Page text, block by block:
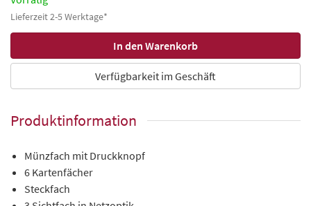
Lieferzeit 2-5 Werktage*
Verfügbarkeit im Geschäft
Produktinformation
Münzfach mit Druckknopf
6 Kartenfächer
Steckfach